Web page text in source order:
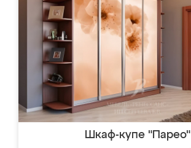
Шкаф-купе "Парео"